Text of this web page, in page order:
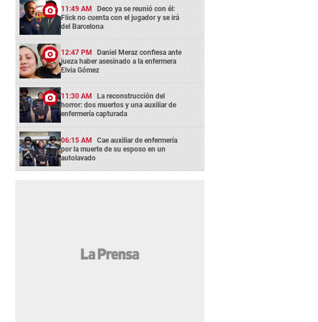
11:49 AM Deco ya se reunió con él:
Flick no cuenta con el jugador y se irá
del Barcelona
12:47 PM Daniel Meraz confiesa ante
jueza haber asesinado a la enfermera
Elvia Gómez
11:30 AM La reconstrucción del
horror: dos muertos y una auxiliar de
enfermería capturada
06:15 AM Cae auxiliar de enfermería
por la muerte de su esposo en un
autolavado